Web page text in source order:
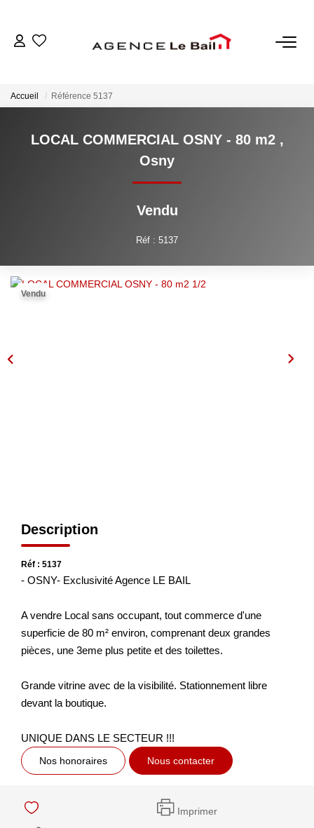
LOCATIONS
Accueil Référence 5137
LOCAL COMMERCIAL OSNY - 80 m2 ,
Osny
Vendu
Réf : 5137
Vendu
Description
Réf : 5137
- OSNY- Exclusivité Agence LE BAIL
A vendre Local sans occupant, tout commerce d'une
superficie de 80 m² environ, comprenant deux grandes
pièces, une 3eme plus petite et des toilettes.
Grande vitrine avec de la visibilité. Stationnement libre
devant la boutique.
UNIQUE DANS LE SECTEUR !!!
Nos honoraires Nous contacter
Imprimer